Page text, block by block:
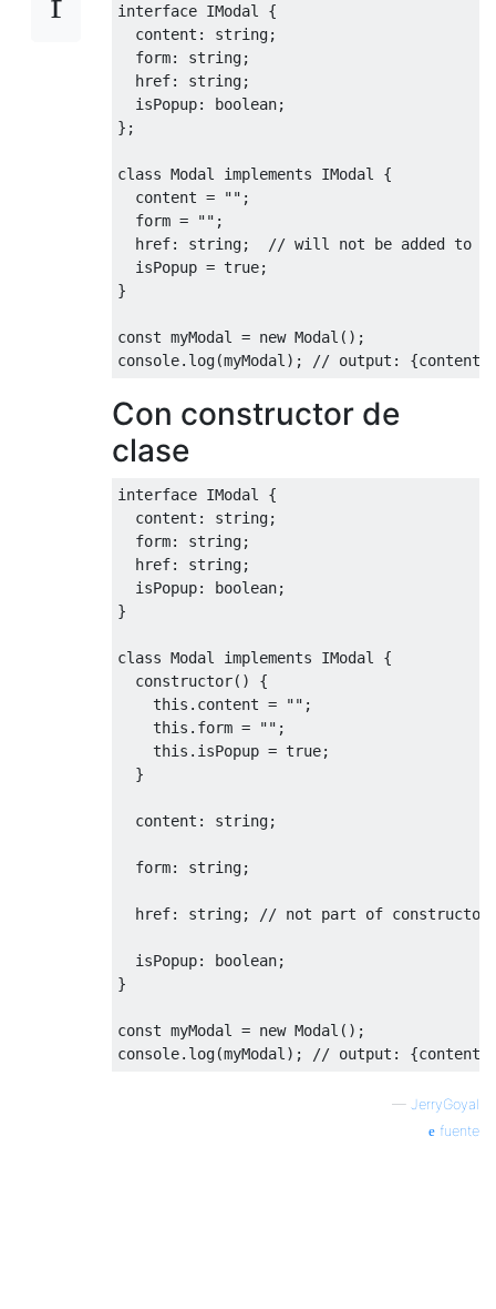
interface IModal
{
  content
: string;
  form
: string;
  href
: string;
  isPopup
: boolean;
};
class Modal implements IModal
{
  content
= "" ;
  form
= "" ;
  href
: string;
// will not be added to
  isPopup
= true;
}
const myModal = new Modal ();
console. log(myModal ); // output:
Con constructor de
clase
interface IModal
{
  content
: string;
  form
: string;
  href
: string;
  isPopup
: boolean;
}
class Modal implements IModal
{
constructor()
{
this . content = "" ;
this . form = "" ;
this . isPopup = true;
}
  content
: string;
  form
: string;
  href
: string; // not part of constructor
  isPopup
: boolean;
}
const myModal = new Modal ();
console. log(myModal ); // output:
— JerryGoyal
fuente